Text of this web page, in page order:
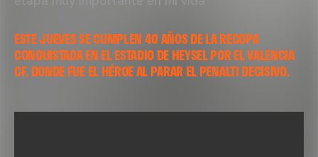
ESTE JUEVES SE CUMPLEN 40 AÑOS DE LA RECOPA
CONQUISTADA EN EL ESTADIO DE HEYSEL POR EL VALENCIA
CF, DONDE FUE EL HÉROE AL PARAR EL PENALTI DECISIVO.